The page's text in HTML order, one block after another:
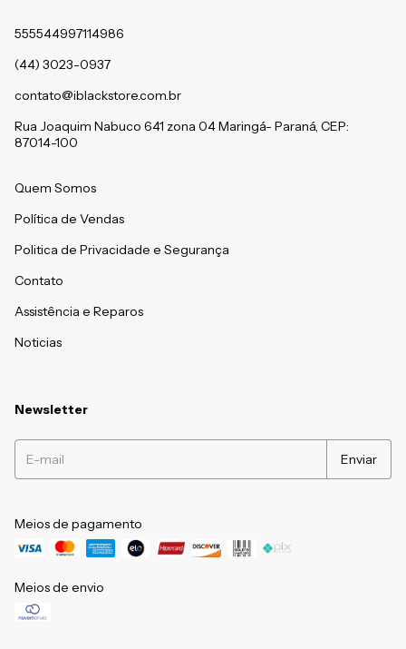
555544997114986
(44) 3023-0937
contato@iblackstore.com.br
Rua Joaquim Nabuco 641 zona 04 Maringá- Paraná, CEP:
87014-100
Quem Somos
Política de Vendas
Politica de Privacidade e Segurança
Contato
Assistência e Reparos
Noticias
Newsletter
Meios de pagamento
Meios de envio